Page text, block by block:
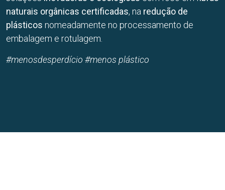
naturais orgânicas certificadas, na redução de
plásticos nomeadamente no processamento de
embalagem e rotulagem.
#menosdesperdício #menos plástico